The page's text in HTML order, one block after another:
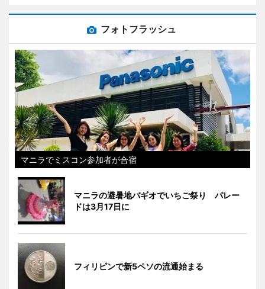
フォトフラッシュ
マニラでミスコン参加者が合宿
マニラの避暑地バギオでいちご祭り パレー
ドは3月17日に
フィリピンで新5ペソの流通始まる